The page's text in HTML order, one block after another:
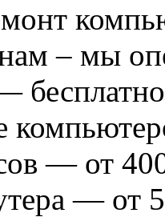
– мы
— от
— от